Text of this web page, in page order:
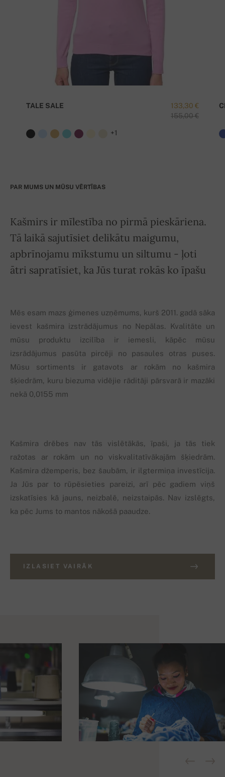
133,30 €
155,00 €
TALE SALE
+1
PAR MUMS UN MŪSU VĒRTĪBAS
Kašmirs ir mīlestība no pirmā pieskāriena.
Tā laikā sajutīsiet delikātu maigumu,
apbrīnojamu mīkstumu un siltumu - ļoti
ātri sapratīsiet, ka Jūs turat rokās ko īpašu
Mēs esam mazs ģimenes uzņēmums, kurš 2011. gadā sāka
ievest kašmira izstrādājumus no Nepālas. Kvalitāte un
mūsu produktu izcilība ir iemesli, kāpēc mūsu
izsrādājumus pasūta pircēji no pasaules otras puses.
Mūsu sortiments ir gatavots ar rokām no kašmira
šķiedrām, kuru biezuma vidējie rāditāji pārsvarā ir mazāki
nekā 0,0155 mm
Kašmira drēbes nav tās vislētākās, īpaši, ja tās tiek
ražotas ar rokām un no viskvalitatīvākajām šķiedrām.
Kašmira džemperis, bez šaubām, ir ilgtermiņa investīcija.
Ja Jūs par to rūpēsieties pareizi, arī pēc gadiem viņš
izskatīsies kā jauns, neizbalē, neizstaipās. Nav izslēgts,
ka pēc Jums to mantos nākošā paaudze.
IZLASIET VAIRĀK